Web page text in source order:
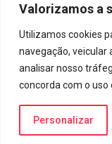
Valorizamos a
Utilizamos cookies
navegação, veicular
analisar nosso
concorda com o uso
Personalizar